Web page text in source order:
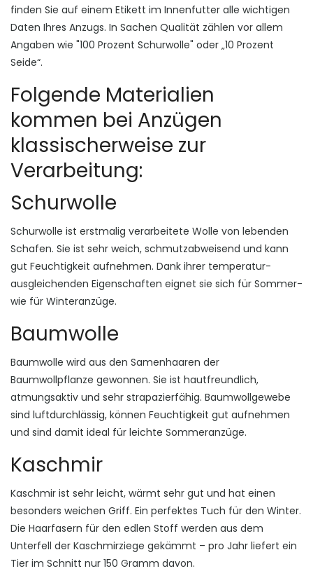
finden Sie auf einem Etikett im Innenfutter alle wichtigen
Daten Ihres Anzugs. In Sachen Qualität zählen vor allem
Angaben wie "100 Prozent Schurwolle" oder „10 Prozent
Seide“.
Folgende Materialien
kommen bei Anzügen
klassischerweise zur
Verarbeitung:
Schurwolle
Schurwolle ist erstmalig verarbeitete Wolle von lebenden
Schafen. Sie ist sehr weich, schmutzabweisend und kann
gut Feuchtigkeit aufnehmen. Dank ihrer temperatur-
ausgleichenden Eigenschaften eignet sie sich für Sommer-
wie für Winteranzüge.
Baumwolle
Baumwolle wird aus den Samenhaaren der
Baumwollpflanze gewonnen. Sie ist hautfreundlich,
atmungsaktiv und sehr strapazierfähig. Baumwollgewebe
sind luftdurchlässig, können Feuchtigkeit gut aufnehmen
und sind damit ideal für leichte Sommeranzüge.
Kaschmir
Kaschmir ist sehr leicht, wärmt sehr gut und hat einen
besonders weichen Griff. Ein perfektes Tuch für den Winter.
Die Haarfasern für den edlen Stoff werden aus dem
Unterfell der Kaschmirziege gekämmt – pro Jahr liefert ein
Tier im Schnitt nur 150 Gramm davon.